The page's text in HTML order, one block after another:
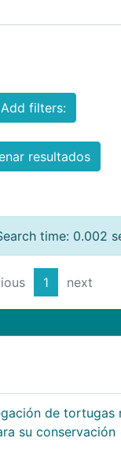
Add filters:
resultados
time: 0.002
1 next
de tortugas
su conservación